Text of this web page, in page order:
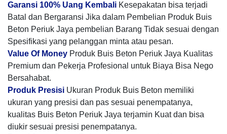
Garansi 100% Uang Kembali Kesepakatan bisa terjadi
Batal dan Bergaransi Jika dalam Pembelian Produk Buis
Beton Periuk Jaya pembelian Barang Tidak sesuai dengan
Spesifikasi yang pelanggan minta atau pesan.
Value Of Money Produk Buis Beton Periuk Jaya Kualitas
Premium dan Pekerja Profesional untuk Biaya Bisa Nego
Bersahabat.
Produk Presisi Ukuran Produk Buis Beton memiliki
ukuran yang presisi dan pas sesuai penempatanya,
kualitas Buis Beton Periuk Jaya terjamin Kuat dan bisa
diukir sesuai presisi penempatanya.